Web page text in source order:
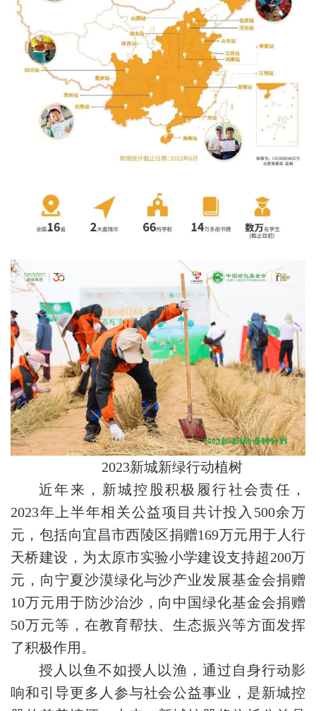
2023新城新绿行动植树
近年来，新城控股积极履行社会责任，
2023年上半年相关公益项目共计投入500余万
元，包括向宜昌市西陵区捐赠169万元用于人行
天桥建设，为太原市实验小学建设支持超200万
元，向宁夏沙漠绿化与沙产业发展基金会捐赠
10万元用于防沙治沙，向中国绿化基金会捐赠
50万元等，在教育帮扶、生态振兴等方面发挥
了积极作用。
授人以鱼不如授人以渔，通过自身行动影
响和引导更多人参与社会公益事业，是新城控